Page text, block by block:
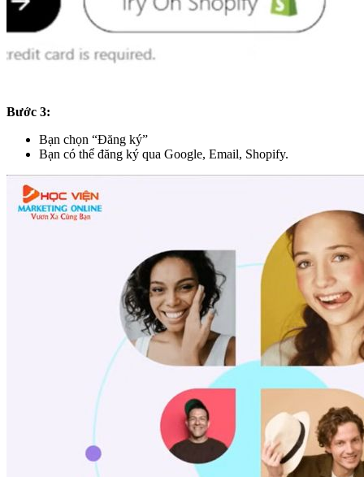
Bước 3:
Bạn chọn “Đăng ký”
Bạn có thể đăng ký qua Google, Email, Shopify.